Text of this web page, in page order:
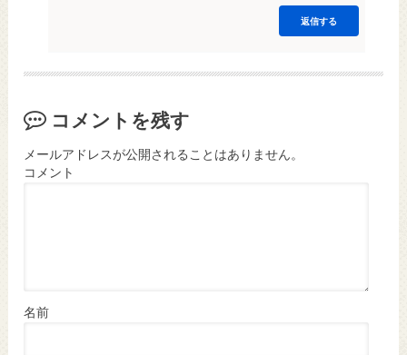
返信する
コメントを残す
メールアドレスが公開されることはありません。
コメント
名前